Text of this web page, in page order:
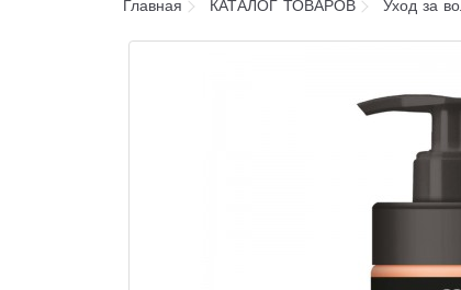
Главная КАТАЛОГ ТОВАРОВ Уход за